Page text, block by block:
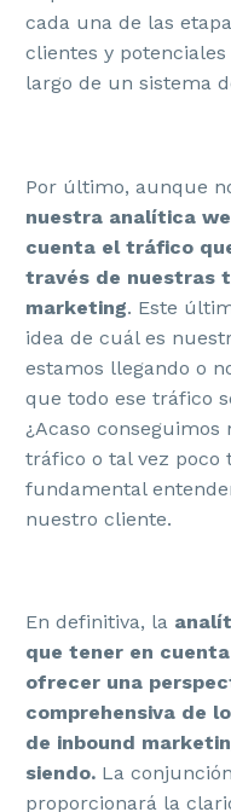
cada una de las
clientes y
largo de un sistema
Por último, aunque
nuestra analítica
cuenta el tráfico
través de nuestras
marketing. Este
idea de cuál es
estamos llegando o
que todo ese tráfico
¿Acaso
tráfico o tal vez poco
fundamental
nuestro cliente.
En definitiva, la
que tener en
ofrecer una
comprehensiva de
de inbound
siendo. La
proporcionará la